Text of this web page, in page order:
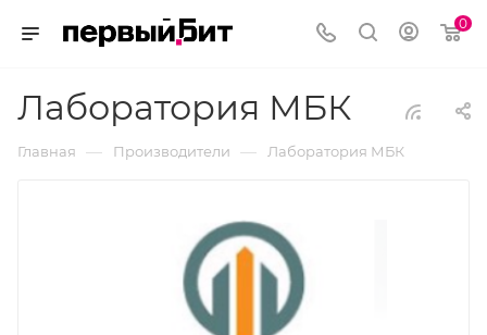
0
Лаборатория МБК
Главная — Производители — Лаборатория МБК